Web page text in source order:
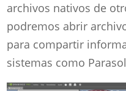
archivos nativos de
podremos abrir
para compartir
sistemas como